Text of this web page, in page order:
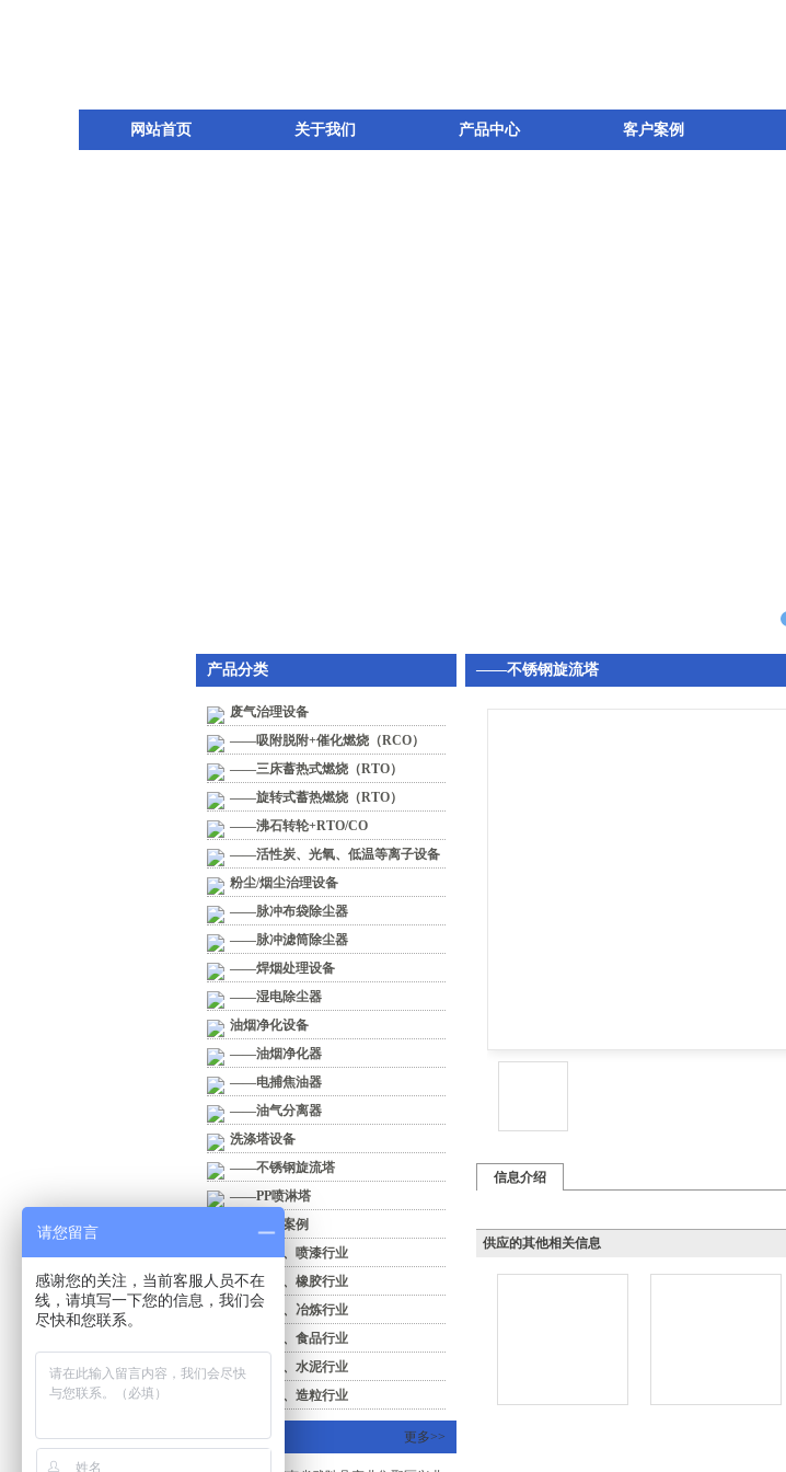
网站首页 关于我们 产品中心 客户案例
产品分类
废气治理设备
——吸附脱附+催化燃烧（RCO）
——三床蓄热式燃烧（RTO）
——旋转式蓄热燃烧（RTO）
——沸石转轮+RTO/CO
——活性炭、光氧、低温等离子设备
粉尘/烟尘治理设备
——脉冲布袋除尘器
——脉冲滤筒除尘器
——焊烟处理设备
——湿电除尘器
油烟净化设备
——油烟净化器
——电捕焦油器
——油气分离器
洗涤塔设备
——不锈钢旋流塔
——PP喷淋塔
行业工程案例
——喷涂、喷漆行业
——印刷、橡胶行业
——化工、冶炼行业
——医药、食品行业
——机械、水泥行业
——塑料、造粒行业
更多>>
联系我们
——不锈钢旋流塔
信息介绍
供应的其他相关信息
请您留言
感谢您的关注，当前客服人员不在
线，请填写一下您的信息，我们会
尽快和您联系。